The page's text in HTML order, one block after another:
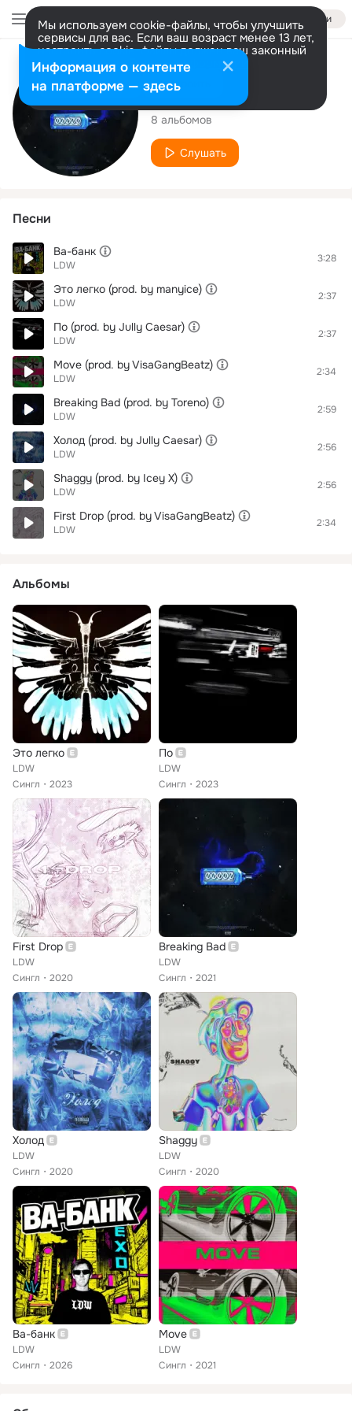
Войти
Мы используем cookie-файлы, чтобы улучшить
сервисы для вас. Если ваш возраст менее 13 лет,
настроить cookie-файлы должен ваш законный
представитель. Больше информации
Разрешить все Настроить
Исполнитель
LDW
8 альбомов
Слушать
Песни
Ва-банк
LDW
3:28
Это легко (prod. by manyice)
LDW
2:37
По (prod. by Jully Caesar)
LDW
2:37
Move (prod. by VisaGangBeatz)
LDW
2:34
Breaking Bad (prod. by Toreno)
LDW
2:59
Холод (prod. by Jully Caesar)
LDW
2:56
Shaggy (prod. by Icey X)
LDW
2:56
First Drop (prod. by VisaGangBeatz)
LDW
2:34
Альбомы
Это легко
LDW
Сингл
2023
По
LDW
Сингл
2023
First Drop
LDW
Сингл
2020
Breaking Bad
LDW
Сингл
2021
Холод
LDW
Сингл
2020
Shaggy
LDW
Сингл
2020
Ва-банк
LDW
Сингл
2026
Move
LDW
Сингл
2021
Информация о контенте
на платформе — здесь